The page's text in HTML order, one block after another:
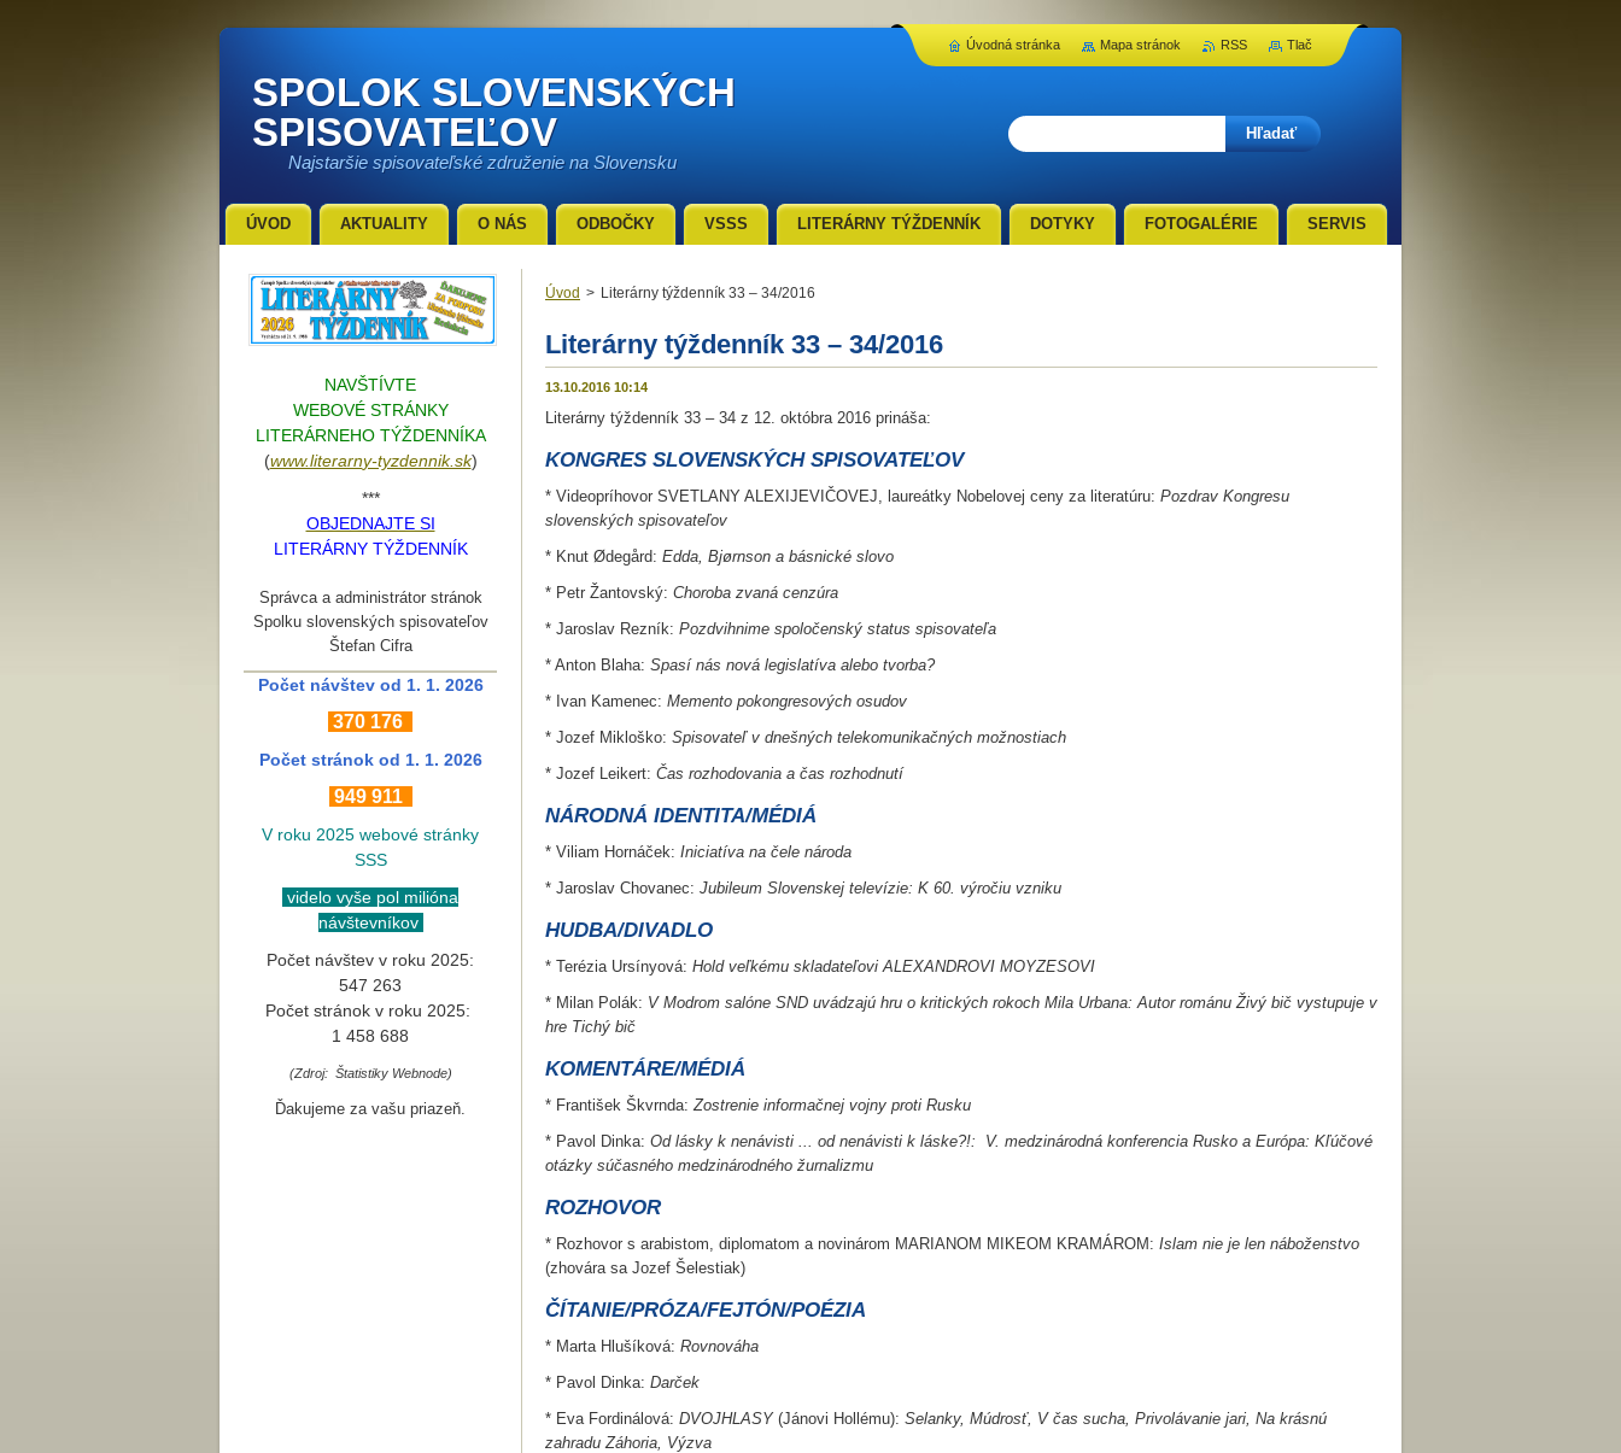
SPOLOK SLOVENSKÝCH
SPISOVATEĽOV
Najstaršie spisovateľské združenie na Slovensku
Úvod > Literárny týždenník 33 – 34/2016
Literárny týždenník 33 – 34/2016
13.10.2016 10:14
Literárny týždenník 33 – 34 z 12. októbra 2016 prináša:
KONGRES SLOVENSKÝCH SPISOVATEĽOV
* Videopríhovor SVETLANY ALEXIJEVIČOVEJ, laureátky Nobelovej ceny za literatúru: Pozdrav Kongresu
slovenských spisovateľov
* Knut Ødegård: Edda, Bjørnson a básnické slovo
* Petr Žantovský: Choroba zvaná cenzúra
* Jaroslav Rezník: Pozdvihnime spoločenský status spisovateľa
* Anton Blaha: Spasí nás nová legislatíva alebo tvorba?
* Ivan Kamenec: Memento pokongresových osudov
* Jozef Mikloško: Spisovateľ v dnešných telekomunikačných možnostiach
* Jozef Leikert: Čas rozhodovania a čas rozhodnutí
NÁRODNÁ IDENTITA/MÉDIÁ
* Viliam Hornáček: Iniciatíva na čele národa
* Jaroslav Chovanec: Jubileum Slovenskej televízie: K 60. výročiu vzniku
HUDBA/DIVADLO
* Terézia Ursínyová: Hold veľkému skladateľoviALEXANDROVI MOYZESOVI
* Milan Polák: V Modrom salóne SND uvádzajú hru o kritických rokoch Mila Urbana: Autor románu Živý bič vystupuje v
hre Tichý bič
KOMENTÁRE/MÉDIÁ
* František Škvrnda:Zostrenie informačnej vojny proti Rusku
* Pavol Dinka: Od lásky k nenávisti ... od nenávisti k láske?!: V. medzinárodná konferencia Rusko a Európa: Kľúčové
otázky súčasného medzinárodného žurnalizmu
ROZHOVOR
* Rozhovor s arabistom, diplomatom a novinárom MARIANOM MIKEOM KRAMÁROM: Islam nie je len náboženstvo
(zhovára sa Jozef Šelestiak)
ČÍTANIE/PRÓZA/FEJTÓN/POÉZIA
* Marta Hlušíková: Rovnováha
* Pavol Dinka: Darček
* Eva Fordinálová: DVOJHLASY (Jánovi Hollému): Selanky, Múdrosť, V čas sucha, Privolávanie jari, Na krásnú
zahradu Záhoria, Výzva
NAVŠTÍVTE
WEBOVÉ STRÁNKY
LITERÁRNEHO TÝŽDENNÍKA
(www.literarny-tyzdennik.sk)
***
OBJEDNAJTE SI
LITERÁRNY TÝŽDENNÍK
Správca a administrátor stránok
Spolku slovenských spisovateľov
Štefan Cifra
Počet návštev od 1. 1. 2026
370 176
Počet stránok od 1. 1. 2026
949 911
V roku 2025 webové stránky
SSS
videlo vyše pol milióna
návštevníkov
Počet návštev v roku 2025:
547 263
Počet stránok v roku 2025:
1 458 688
(Zdroj: Štatistiky Webnode)
Ďakujeme za vašu priazeň.
ÚVOD AKTUALITY O NÁS ODBOČKY VSSS LITERÁRNY TÝŽDENNÍK DOTYKY FOTOGALÉRIE SERVIS
Úvodná stránka Mapa stránok RSS Tlač